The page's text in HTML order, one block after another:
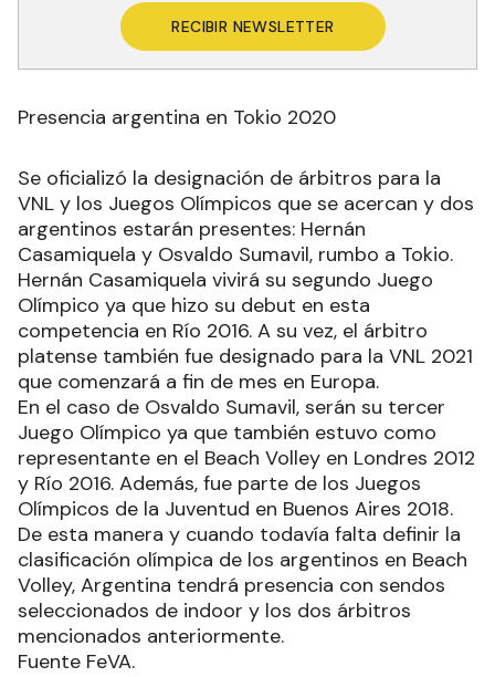
RECIBIR NEWSLETTER
Presencia argentina en Tokio 2020
Se oficializó la designación de árbitros para la
VNL y los Juegos Olímpicos que se acercan y dos
argentinos estarán presentes: Hernán
Casamiquela y Osvaldo Sumavil, rumbo a Tokio.
Hernán Casamiquela vivirá su segundo Juego
Olímpico ya que hizo su debut en esta
competencia en Río 2016. A su vez, el árbitro
platense también fue designado para la VNL 2021
que comenzará a fin de mes en Europa.
En el caso de Osvaldo Sumavil, serán su tercer
Juego Olímpico ya que también estuvo como
representante en el Beach Volley en Londres 2012
y Río 2016. Además, fue parte de los Juegos
Olímpicos de la Juventud en Buenos Aires 2018.
De esta manera y cuando todavía falta definir la
clasificación olímpica de los argentinos en Beach
Volley, Argentina tendrá presencia con sendos
seleccionados de indoor y los dos árbitros
mencionados anteriormente.
Fuente FeVA.